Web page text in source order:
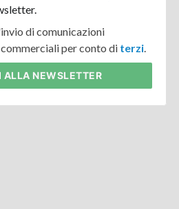
di comunicazioni
per conto di terzi.
ALLA NEWSLETTER